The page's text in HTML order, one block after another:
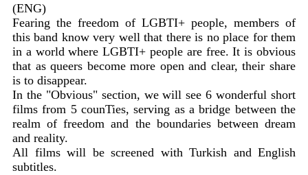
(ENG)
Fearing the freedom of LGBTI+ people, members of
this band know very well that there is no place for them
in a world where LGBTI+ people are free. It is obvious
that as queers become more open and clear, their share
is to disappear.
In the "Obvious" section, we will see 6 wonderful short
films from 5 counTies, serving as a bridge between the
realm of freedom and the boundaries between dream
and reality.
All films will be screened with Turkish and English
subtitles.